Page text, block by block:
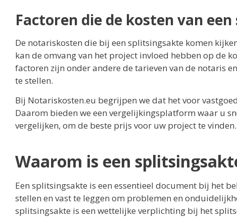
Factoren die de kosten van
De notariskosten die bij een splitsingsakte komen
kan de omvang van het project invloed hebben op de
factoren zijn onder andere de tarieven van de notaris
te stellen.
Bij Notariskosten.eu begrijpen we dat het voor
Daarom bieden we een vergelijkingsplatform waar u
vergelijken, om de beste prijs voor uw project te vinden.
Waarom is een
Een splitsingsakte is een essentieel document bij het
stellen en vast te leggen om problemen en
splitsingsakte is een wettelijke verplichting bij het